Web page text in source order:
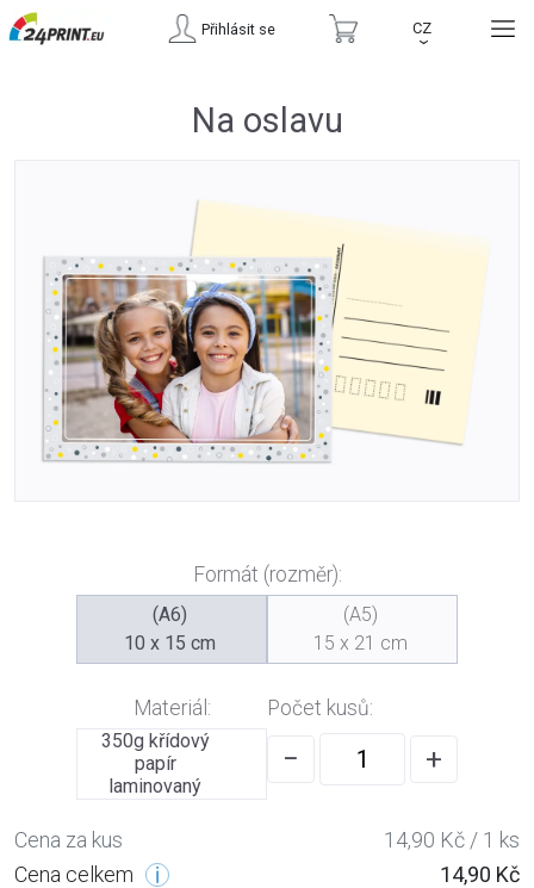
Přihlásit se CZ
›
Na oslavu
Formát (rozměr):
(A6)
10 x 15 cm
(A5)
15 x 21 cm
Materiál:
350g křídový
papír
laminovaný
Počet kusů:
− +
Cena za kus
14,90 Kč / 1 ks
Cena celkem
14,90 Kč